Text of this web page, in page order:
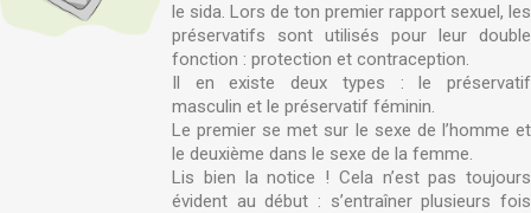
le sida. Lors de ton premier rapport sexuel, les
préservatifs sont utilisés pour leur double
fonction : protection et contraception.
Il en existe deux types : le préservatif
masculin et le préservatif féminin.
Le premier se met sur le sexe de l’homme et
le deuxième dans le sexe de la femme.
Lis bien la notice ! Cela n’est pas toujours
évident au début : s’entraîner plusieurs fois